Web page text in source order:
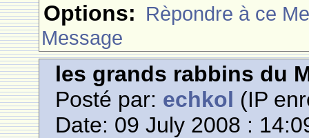
Options: Rèpondre à ce
Message
les grands rabbins du
Posté par: echkol (IP
Date: 09 July 2008 :